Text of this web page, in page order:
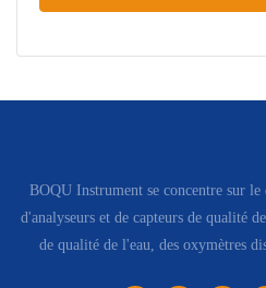
BOQU Instrument se concentre sur
d'analyseurs et de capteurs de qualité
de qualité de l'eau, des oxymètres